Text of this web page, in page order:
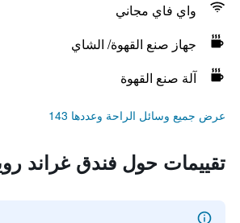
واي فاي مجاني
جهاز صنع القهوة/ الشاي
آلة صنع القهوة
عرض جميع وسائل الراحة وعددها 143
تقييمات حول فندق غراند